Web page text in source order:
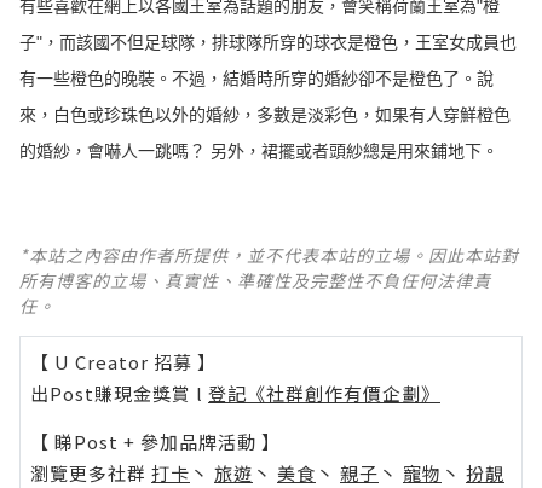
有些喜歡在網上以各國王室為話題的朋友，會笑稱荷蘭王室為"橙
子"，而該國不但足球隊，排球隊所穿的球衣是橙色，王室女成員也
有一些橙色的晚裝。不過，結婚時所穿的婚紗卻不是橙色了。說
來，白色或珍珠色以外的婚紗，多數是淡彩色，如果有人穿鮮橙色
的婚紗，會嚇人一跳嗎？ ​​​另外，裙擺或者頭紗總是用來鋪地下。
*本站之內容由作者所提供，並不代表本站的立場。因此本站對
所有博客的立場、真實性、準確性及完整性不負任何法律責
任。
【 U Creator 招募 】
出Post賺現金獎賞 l 登記《社群創作有價企劃》
【 睇Post + 參加品牌活動 】
瀏覽更多社群 打卡 丶 旅遊 丶 美食 丶 親子 丶 寵物 丶 扮靚